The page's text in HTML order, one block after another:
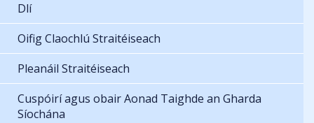
Dlí
Oifig Claochlú Straitéiseach
Pleanáil Straitéiseach
Cuspóirí agus obair Aonad Taighde an Gharda
Síochána